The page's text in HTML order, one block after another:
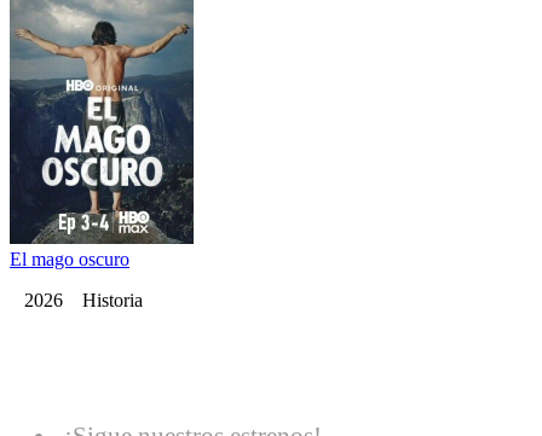
El mago oscuro
2026 Historia